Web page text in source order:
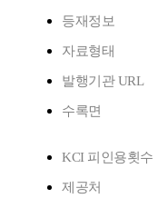
등재정보
자료형태
발행기관 URL
수록면
KCI 피인용횟수
제공처